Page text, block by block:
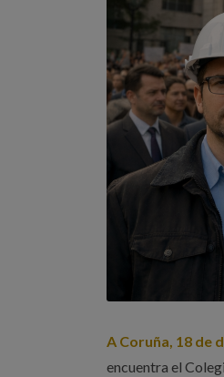
A Coruña, 18 de
encuentra el